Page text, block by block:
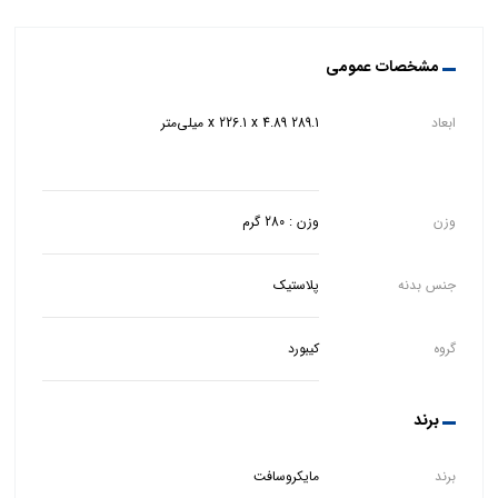
مشخصات عمومی
ابعاد 289.1 x 226.1 x 4.89 میلی‌متر
وزن وزن : 280 گرم
جنس بدنه پلاستیک
گروه کیبورد
برند
برند مایکروسافت